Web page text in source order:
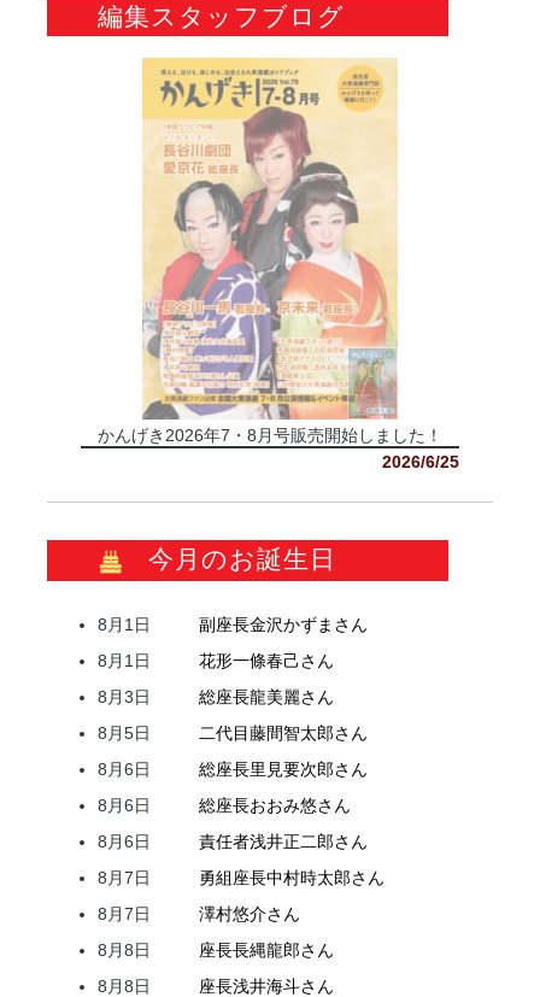
編集スタッフブログ
かんげき2026年7・8月号販売開始しました！
2026/6/25
今月のお誕生日
8月1日 副座長金沢かずま さん
8月1日
花形一條春己さん
8月3日
総座長龍美麗さん
8月5日
二代目藤間智太郎さん
8月6日
総座長里見要次郎さん
8月6日
総座長おおみ悠さん
8月6日
責任者浅井正二郎さん
8月7日
勇組座長中村時太郎さん
8月7日
澤村悠介さん
8月8日
座長長縄龍郎さん
8月8日
座長浅井海斗さん